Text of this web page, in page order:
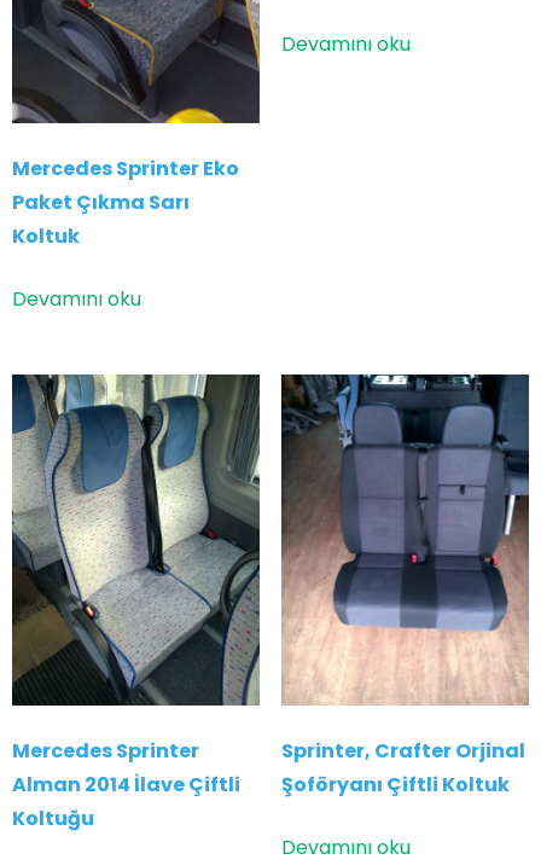
Mercedes Sprinter Eko
Paket Çıkma Sarı
Koltuk
Devamını oku
Devamını oku
Mercedes Sprinter
Alman 2014 İlave Çiftli
Koltuğu
Sprinter, Crafter Orjinal
Şoföryanı Çiftli Koltuk
Devamını oku